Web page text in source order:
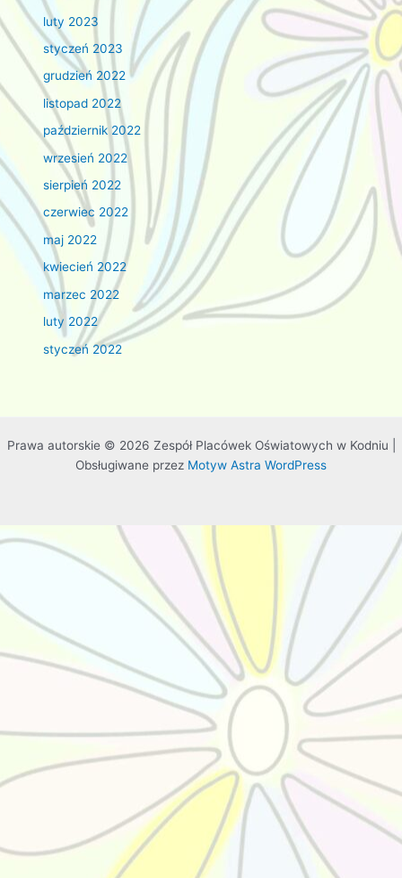
luty 2023
styczeń 2023
grudzień 2022
listopad 2022
październik 2022
wrzesień 2022
sierpień 2022
czerwiec 2022
maj 2022
kwiecień 2022
marzec 2022
luty 2022
styczeń 2022
Prawa autorskie © 2026 Zespół Placówek Oświatowych w Kodniu |
Obsługiwane przez Motyw Astra WordPress